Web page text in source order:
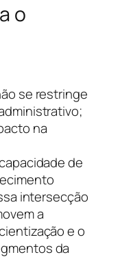
o
se restringe
na
de
intersecção
a
e o
da